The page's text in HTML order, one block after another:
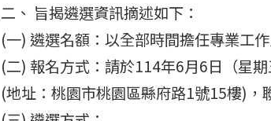
二、 旨揭遴選資訊摘述如下：
(一) 遴選名額：以全部時間擔任專業工
(二) 報名方式：請於114年6月6日（星
(地址：桃園市桃園區縣府路1號15樓)